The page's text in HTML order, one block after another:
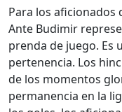
Para los aficionados
Ante Budimir
prenda de juego. Es
pertenencia. Los
de los momentos
permanencia en la